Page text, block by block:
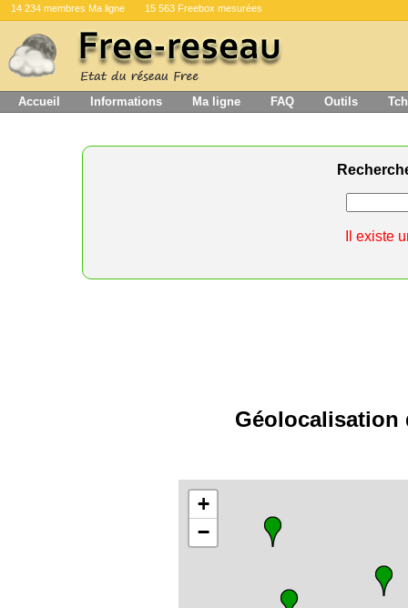
14 234 membres Ma ligne 15 563 Freebox mesurées
Accueil Informations Ma ligne FAQ Outils
Il existe
Géolocalisation
+
−